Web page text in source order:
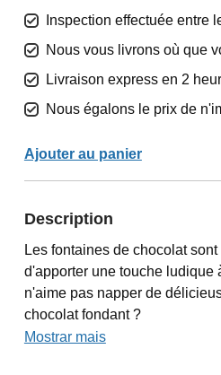
Inspection effectuée entre
Nous vous livrons où que
Livraison express en 2
Nous égalons le prix de
Ajouter au panier
Description
Les fontaines de chocolat
d'apporter une touche ludique
n'aime pas napper de
chocolat fondant ?
Mostrar mais